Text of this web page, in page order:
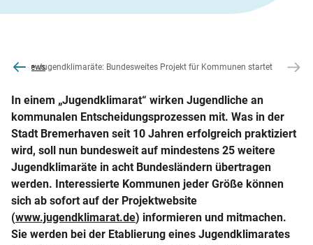
ServiceNewsJugendklimaräte: Bundesweites Projekt für Kommunen startet
In einem „Jugendklimarat“ wirken Jugendliche an
kommunalen Entscheidungsprozessen mit. Was in der
Stadt Bremerhaven seit 10 Jahren erfolgreich praktiziert
wird, soll nun bundesweit auf mindestens 25 weitere
Jugendklimaräte in acht Bundesländern übertragen
werden. Interessierte Kommunen jeder Größe können
sich ab sofort auf der Projektwebsite
(www.jugendklimarat.de) informieren und mitmachen.
Sie werden bei der Etablierung eines Jugendklimarates